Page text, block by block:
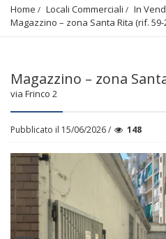
Home Locali Commerciali
In
Magazzino – zona Santa Rita (rif. 59-
Magazzino – zona
via Frinco 2
Pubblicato il 15/06/2026 / 148